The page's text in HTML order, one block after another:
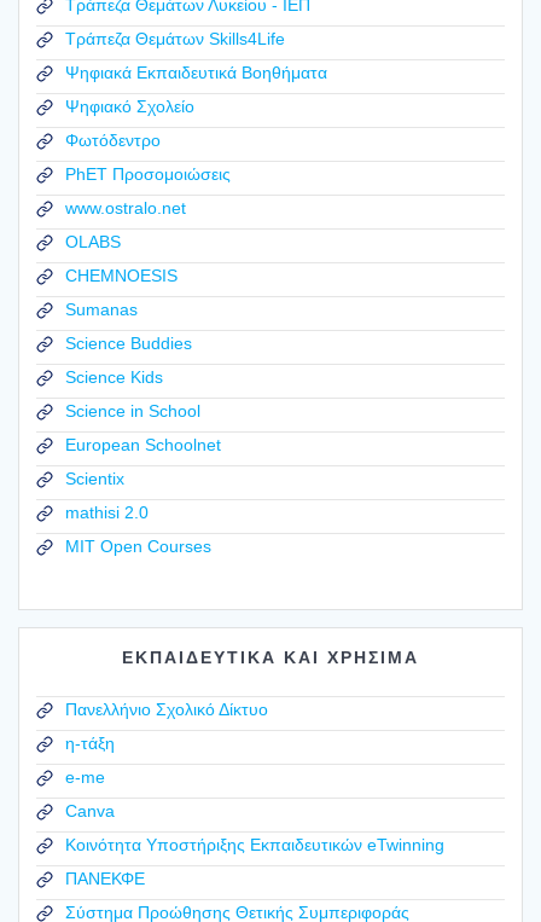
Τράπεζα Θεμάτων Λυκείου - ΙΕΠ
Τράπεζα Θεμάτων Skills4Life
Ψηφιακά Εκπαιδευτικά Βοηθήματα
Ψηφιακό Σχολείο
Φωτόδεντρο
PhET Προσομοιώσεις
www.ostralo.net
OLABS
CHEMNOESIS
Sumanas
Science Buddies
Science Kids
Science in School
European Schoolnet
Scientix
mathisi 2.0
MIT Open Courses
ΕΚΠΑΙΔΕΥΤΙΚΑ ΚΑΙ ΧΡΗΣΙΜΑ
Πανελλήνιο Σχολικό Δίκτυο
η-τάξη
e-me
Canva
Κοινότητα Υποστήριξης Εκπαιδευτικών eTwinning
ΠΑΝΕΚΦΕ
Σύστημα Προώθησης Θετικής Συμπεριφοράς